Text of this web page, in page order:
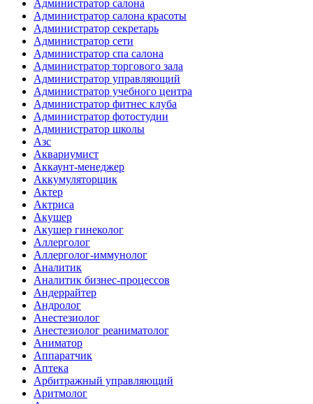
Администратор салона
Администратор салона красоты
Администратор секретарь
Администратор сети
Администратор спа салона
Администратор торгового зала
Администратор управляющий
Администратор учебного центра
Администратор фитнес клуба
Администратор фотостудии
Администратор школы
Азс
Аквариумист
Аккаунт-менеджер
Аккумуляторщик
Актер
Актриса
Акушер
Акушер гинеколог
Аллерголог
Аллерголог-иммунолог
Аналитик
Аналитик бизнес-процессов
Андеррайтер
Андролог
Анестезиолог
Анестезиолог реаниматолог
Аниматор
Аппаратчик
Аптека
Арбитражный управляющий
Аритмолог